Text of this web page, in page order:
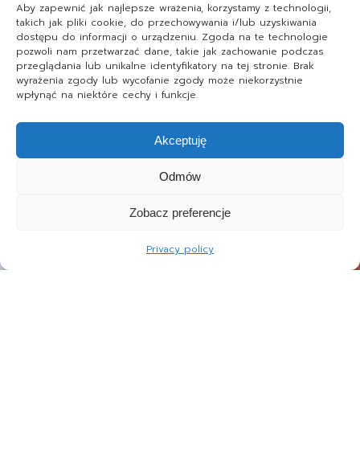
Aby zapewnić jak najlepsze wrażenia, korzystamy z technologii,
takich jak pliki cookie, do przechowywania i/lub uzyskiwania
dostępu do informacji o urządzeniu. Zgoda na te technologie
pozwoli nam przetwarzać dane, takie jak zachowanie podczas
przeglądania lub unikalne identyfikatory na tej stronie. Brak
wyrażenia zgody lub wycofanie zgody może niekorzystnie
wpłynąć na niektóre cechy i funkcje.
Akceptuję
Odmów
Zobacz preferencje
Privacy policy